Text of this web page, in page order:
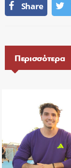
Share
Περισσότερα